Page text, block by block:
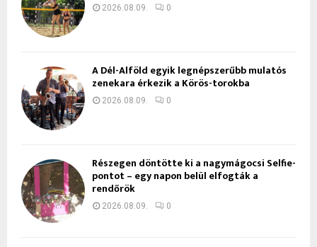
2026.08.09. 0
A Dél-Alföld egyik legnépszerűbb mulatós
zenekara érkezik a Körös-torokba
2026.08.09. 0
Részegen döntötte ki a nagymágocsi Selfie-
pontot – egy napon belül elfogták a
rendőrök
2026.08.09. 0